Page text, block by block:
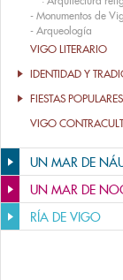
- Monumentos de
- Arqueología
VIGO LITERARIO
IDENTIDAD Y
FIESTAS POPULARES
VIGO
UN MAR DE
UN MAR DE
RÍA DE VIGO